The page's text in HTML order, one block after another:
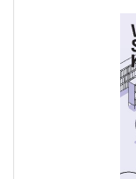
Izdanja Knjižnica